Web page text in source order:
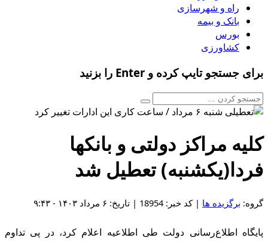
راه و شهرسازی
بانک و بیمه
بورس
کشاورزی
برای جستجو تایپ کرده و Enter را بزنید
کلیه مراکز دولتی و بانکها
فردا(یکشنبه) تعطیل شد
گروه: برگزیده ها | کد خبر: 18954 | تاریخ: ۶ مرداد ۱۴۰۳ - ۹:۴۳
پایگاه اطلاع‌رسانی دولت طی اطلاعیه اعلام کرد، در پی تداوم